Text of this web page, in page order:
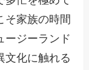
そ家族の時間
ージーランド
文化に触れる